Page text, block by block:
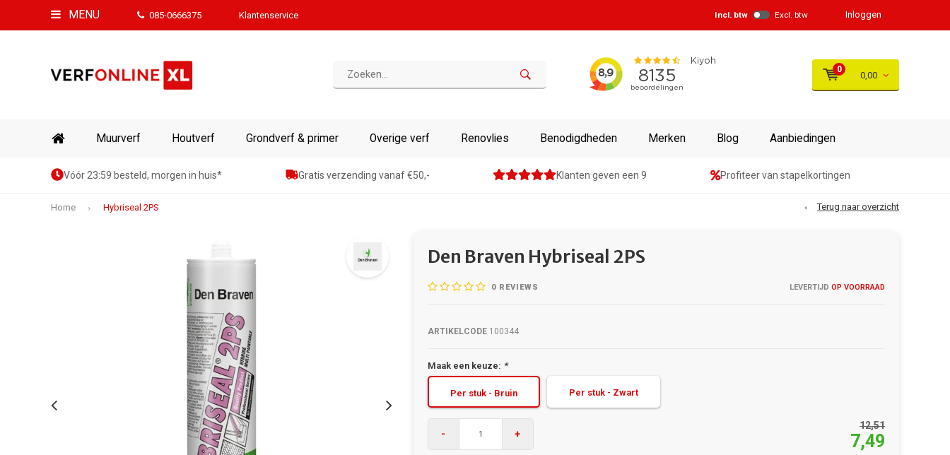
MENU 085-0666375 Klantenservice Incl. btw Excl. btw Inloggen
0
0,00
Muurverf Houtverf Grondverf & primer Overige verf Renovlies Benodigdheden Merken Blog Aanbiedingen
Vóór 23:59 besteld, morgen in huis* Gratis verzending vanaf €50,- Klanten geven een 9 Profiteer van stapelkortingen
Home Hybriseal 2PS Terug naar overzicht
Den Braven Hybriseal 2PS
0REVIEWS LEVERTIJD OP VOORRAAD
ARTIKELCODE100344
Maak een keuze: *
Per stuk - Bruin Per stuk - Zwart
- +
12,51
7,49